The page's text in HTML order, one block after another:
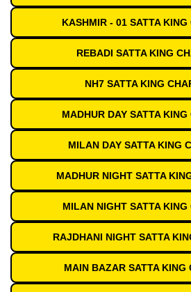
KASHMIR - 01 SATTA
REBADI SATTA KING
NH7 SATTA KING
MADHUR DAY SATTA
MILAN DAY SATTA KING
MADHUR NIGHT SATTA
MILAN NIGHT SATTA KING
RAJDHANI NIGHT SATTA
MAIN BAZAR SATTA KING